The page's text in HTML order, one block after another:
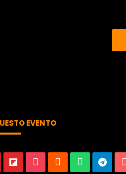
EVENTO